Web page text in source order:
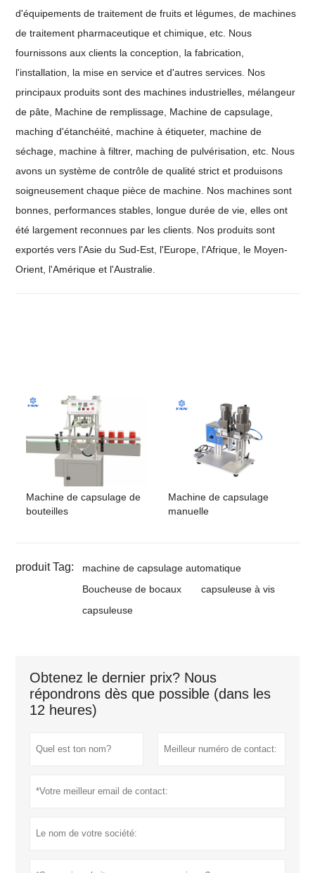
d'équipements de traitement de fruits et légumes, de machines
de traitement pharmaceutique et chimique, etc. Nous
fournissons aux clients la conception, la fabrication,
l'installation, la mise en service et d'autres services. Nos
principaux produits sont des machines industrielles, mélangeur
de pâte, Machine de remplissage Machine de capsulage,
maching d'étanchéité, machine à étiqueter, machine de
séchage, machine à filtrer, maching de pulvérisation, etc. Nous
avons un système de contrôle de qualité strict et produisons
soigneusement chaque pièce de machine. Nos machines sont
bonnes, performances stables, longue durée de vie, elles ont
été largement reconnues par les clients. Nos produits sont
exportés vers l'Asie du Sud-Est, l'Europe, l'Afrique, le Moyen-
Orient, l'Amérique et l'Australie.
Machine de capsulage de
bouteilles
Machine de capsulage
manuelle
produit Tag:
machine de capsulage automatique
Boucheuse de bocaux
capsuleuse à vis
capsuleuse
Obtenez le dernier prix? Nous
répondrons dès que possible (dans les
12 heures)